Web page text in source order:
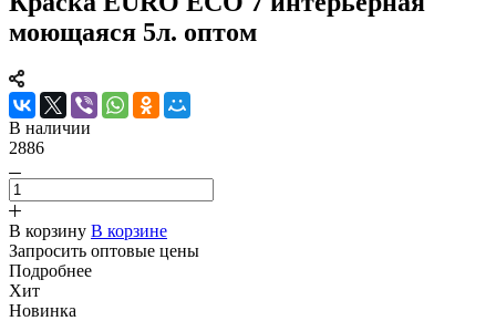
моющаяся 5л. оптом
В наличии
2886
В корзину В корзине
Запросить оптовые цены
Подробнее
Хит
Новинка